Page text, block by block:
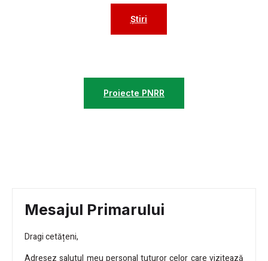
Știri
Proiecte PNRR
Mesajul Primarului
Dragi cetățeni,
Adresez salutul meu personal tuturor celor care vizitează